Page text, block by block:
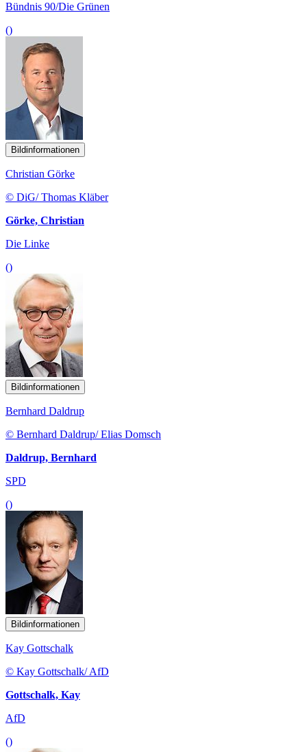
Bündnis 90/Die Grünen
()
Bildinformationen
Christian Görke
© DiG/ Thomas Kläber
Görke, Christian
Die Linke
()
Bildinformationen
Bernhard Daldrup
© Bernhard Daldrup/ Elias Domsch
Daldrup, Bernhard
SPD
()
Bildinformationen
Kay Gottschalk
© Kay Gottschalk/ AfD
Gottschalk, Kay
AfD
()